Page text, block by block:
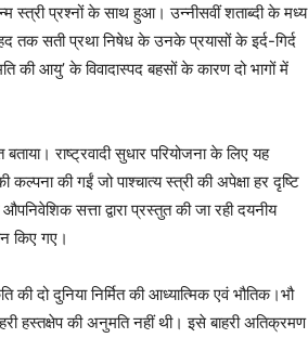
स्त्री प्रश्नों के साथ हुआ। उन्नीसवीं शताब्दी के मध्य
तक सती प्रथा निषेध के उनके प्रयासों के इर्द-गिर्द
की आयु’ के विवादास्पद बहसों के कारण दो भागों में
राष्ट्रवादी सुधार परियोजना के लिए यह
की गईं जो पाश्चात्य स्त्री की अपेक्षा हर दृष्टि
सत्ता द्वारा प्रस्तुत की जा रही दयनीय
किए गए।
की दो दुनिया निर्मित की आध्यात्मिक एवं भौतिक।भौ
हस्तक्षेप की अनुमति नहीं थी। इसे बाहरी अतिक्रमण